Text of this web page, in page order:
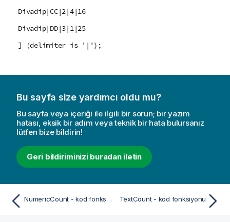
Divadip|CC|2|4|16
Divadip|DD|3|1|25
] (delimiter is '|');
Bu sayfa size yardımcı oldu mu?
Bu sayfa veya içeriği ile ilgili bir sorun; bir yazım
hatası, eksik bir adım veya teknik bir hata bulursanız
lütfen bize bildirin!
Geri bildiriminizi buradan iletin
NumericCount - kod fonksiyonu TextCount - kod fonksiyonu